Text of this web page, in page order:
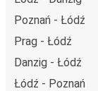
Poznań - Łódź
Prag - Łódź
Danzig - Łódź
Łódź - Poznań